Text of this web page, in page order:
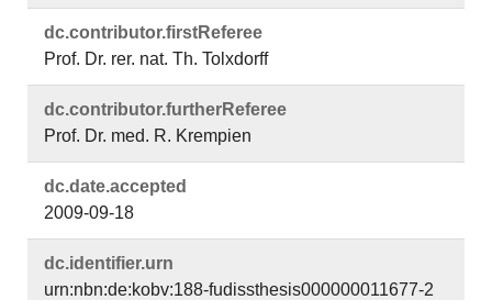
dc.​contributor.​firstReferee
Prof. Dr. rer. nat. Th. Tolxdorff
dc.​contributor.​furtherReferee
Prof. Dr. med. R. Krempien
dc.​date.​accepted
2009-09-18
dc.​identifier.​urn
urn:nbn:de:kobv:188-fudissthesis000000011677-2